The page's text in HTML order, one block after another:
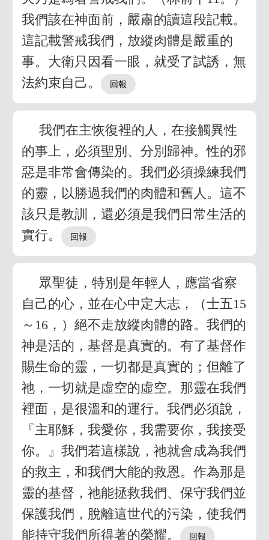
我們該在神面前，嚴肅的讀這段記載。
這記載警戒我們，放縱肉體是嚴重的
事。大衛只因看一眼，就受了試誘，無
法約束自己。
我們在主恢復裡的人，在接觸異性
的事上，必須聖別、分別歸神。性的邪
惡是非常會傳染的。我們必須操練我們
的靈，以勝過我們的肉體和舊人。這不
該只是教訓，還必須是我們日常生活的
實行。
眾聖徒，特別是年輕人，應當省察
自己的心，並在心中定大志，（士五15
～16，）絕不走放縱肉體的路。我們的
神是活的，基督是真實的。有了基督作
賜生命的靈，一切都是真實的；但離了
祂，一切就是虛空的虛空。那靈在我們
裡面，是很溫和的運行。我們必須說，
『主耶穌，我愛你，我需要你，我接受
你。』我們若這樣說，祂就會成為我們
的救主，和我們大能的救恩。作為那是
靈的基督，祂能拯救我們、保守我們並
保護我們，脫離這世代的污染，使我們
能持守我們所得著的榮耀。